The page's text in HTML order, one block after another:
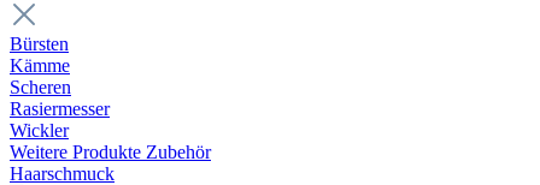
Bürsten
Kämme
Scheren
Rasiermesser
Wickler
Weitere Produkte Zubehör
Haarschmuck